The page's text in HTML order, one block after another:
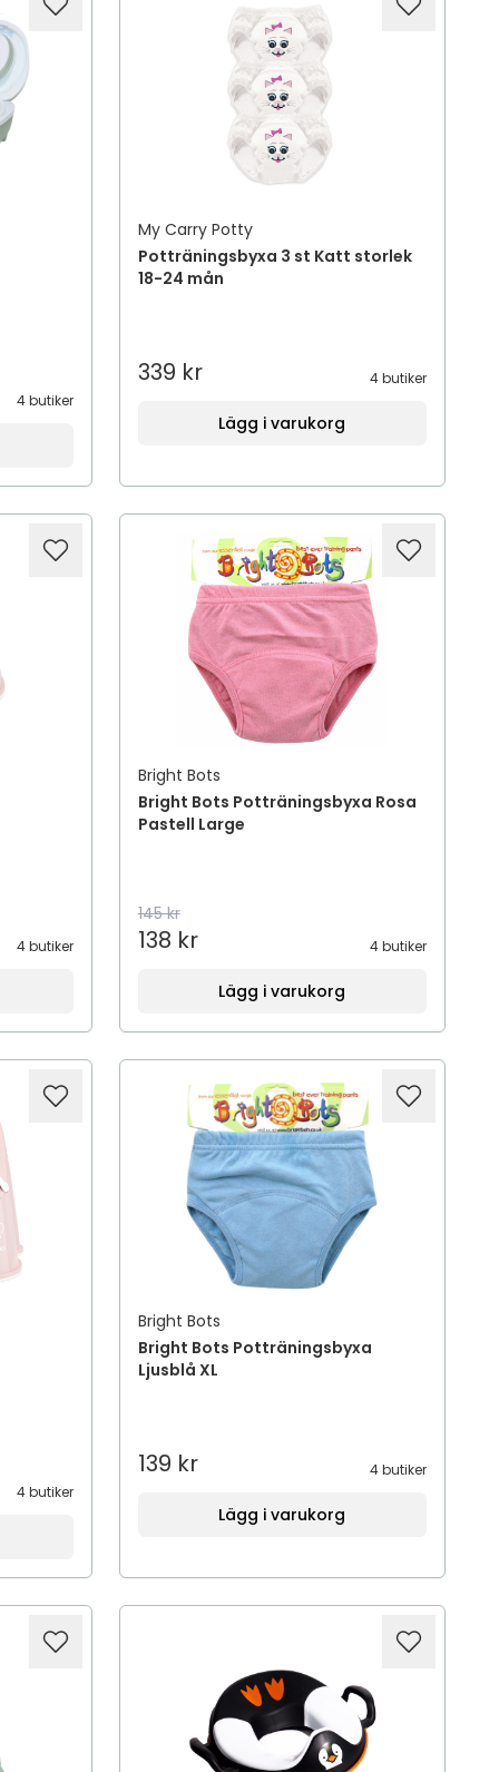
4 butiker
My Carry Potty
Potträningsbyxa 3 st Katt storlek
18-24 mån
339 kr 4 butiker
Lägg i varukorg
4 butiker
Bright Bots
Bright Bots Potträningsbyxa Rosa
Pastell Large
145 kr
138 kr 4 butiker
Lägg i varukorg
4 butiker
Bright Bots
Bright Bots Potträningsbyxa
Ljusblå XL
139 kr 4 butiker
Lägg i varukorg